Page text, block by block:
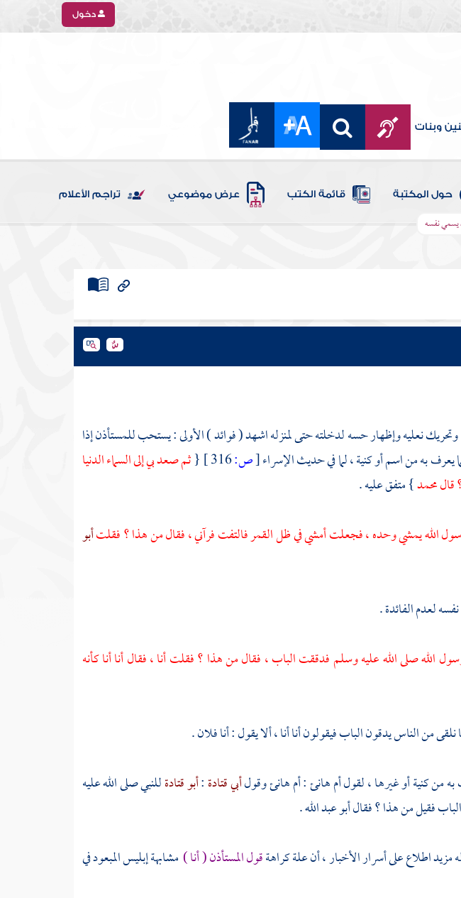
دخول
وبنات
حول المكتبة قائمة الكتب عرض موضوعي تراجم الأعلام
يسمي نفسه
نعليه وإظهار حسه لدخلته حتى لمنزله اشهد ( فوائد ) الأولى : يستحب للمستأذن إذا
به من اسم أو كنية ، لما في حديث الإسراء[ص:316 ]
{ثم صعد بي إلى السماء الدنيا
محمد} متفق عليه .
الله يمشي وحده ، فجعلت أمشي في ظل القمر فالتفت فرآني ، فقال من هذا ؟ فقلتأبو
لعدم الفائدة .
الله صلى الله عليه وسلم فدققت الباب ، فقال من هذا ؟ فقلت أنا ، فقال أنا أنا كأنه
من الناس يدقون الباب فيقولون أنا أنا ، ألا يقول : أنا فلان .
من كنية أو غيرها ، لقولأم هانئ:أم هانئوقولأبي قتادة:أبو قتادةللنبي صلى الله عليه
فقيل من هذا ؟ فقالأبو عبد الله.
اطلاع على أسرار الأخبار ، أن علة كراهةقول المستأذن ( أنا )مشابهة إبليس المبعود في